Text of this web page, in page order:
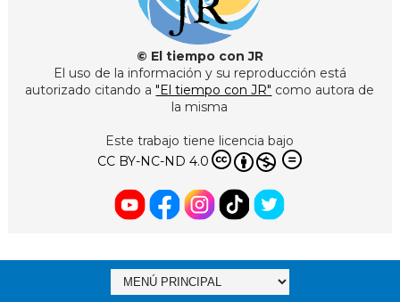
© El tiempo con JR
El uso de la información y su reproducción está
autorizado citando a "El tiempo con JR" como autora de
la misma
Este trabajo tiene licencia bajo
CC BY-NC-ND 4.0